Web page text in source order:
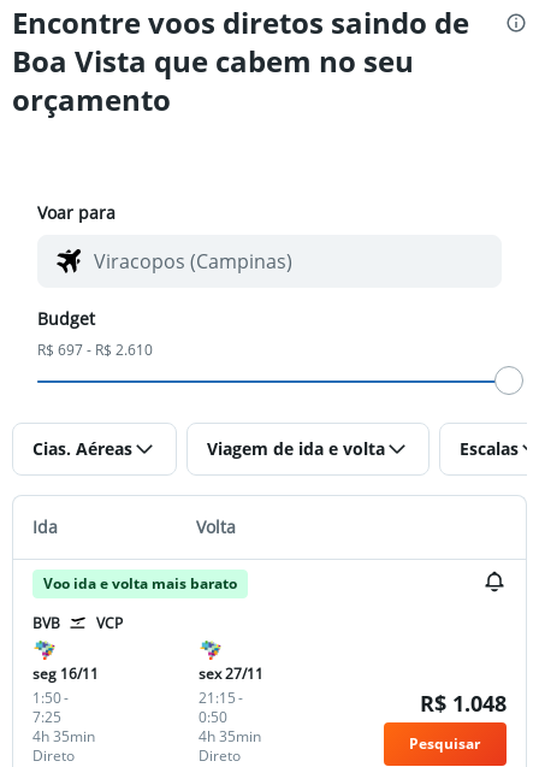
Encontre voos diretos saindo de
Boa Vista que cabem no seu
orçamento
Voar para
Budget
R$ 697 - R$ 2.610
Cias. Aéreas Viagem de ida e volta Escalas
Ida Volta
Voo ida e volta mais barato
BVB
VCP
seg 16/11
1:50-
7:25
Direto
4h 35min
sex 27/11
21:15-
0:50
Direto
4h 35min
R$ 1.048
Pesquisar